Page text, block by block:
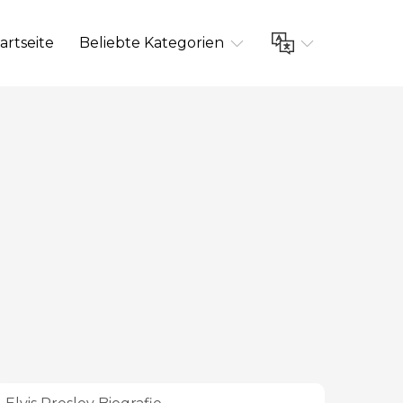
Beliebte Kategorien